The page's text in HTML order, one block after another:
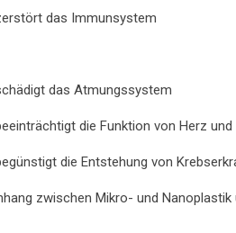
das Immunsystem
das Atmungssystem
die Funktion von Herz und
die Entstehung von
zwischen Mikro- und